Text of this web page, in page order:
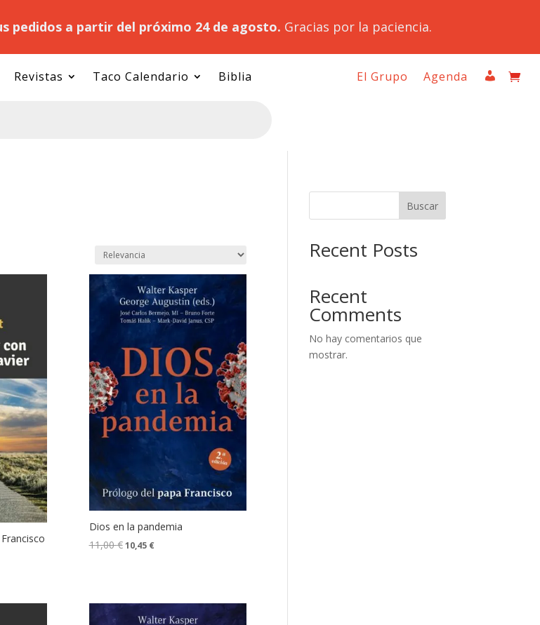
pedidos a partir del próximo 24 de agosto. Gracias por la paciencia.
Revistas Taco Calendario Biblia El Grupo Agenda
Dios en la pandemia
11,00€ 10,45 €
Buscar
Recent Posts
Recent
Comments
No hay comentarios que
mostrar.